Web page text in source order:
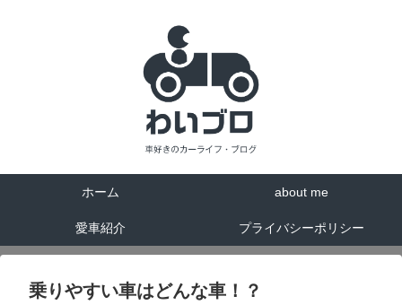
ホーム about me
愛車紹介 プライバシーポリシー
乗りやすい車はどんな車！？